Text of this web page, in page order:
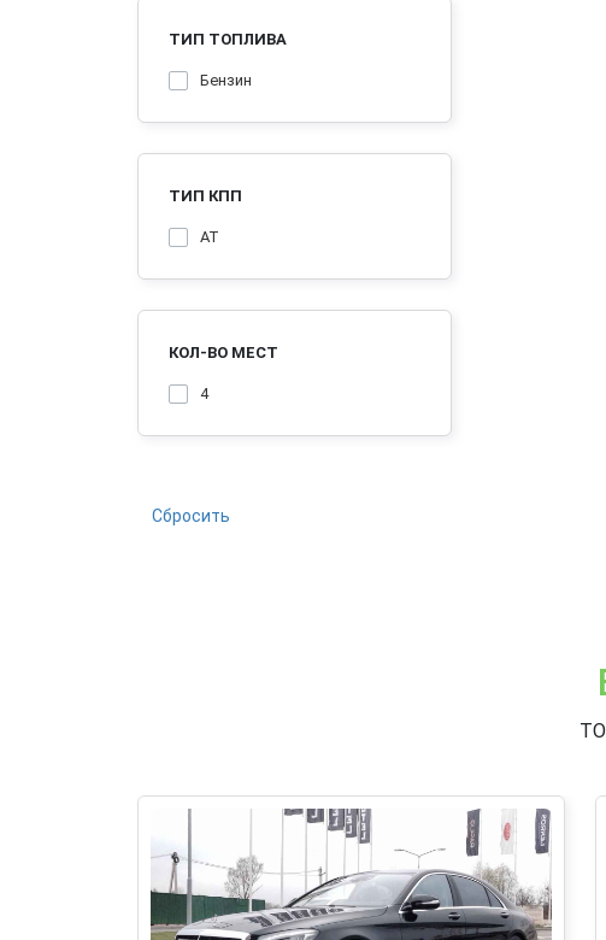
ТИП ТОПЛИВА
Бензин
ТИП КПП
AT
КОЛ-ВО МЕСТ
4
Сбросить